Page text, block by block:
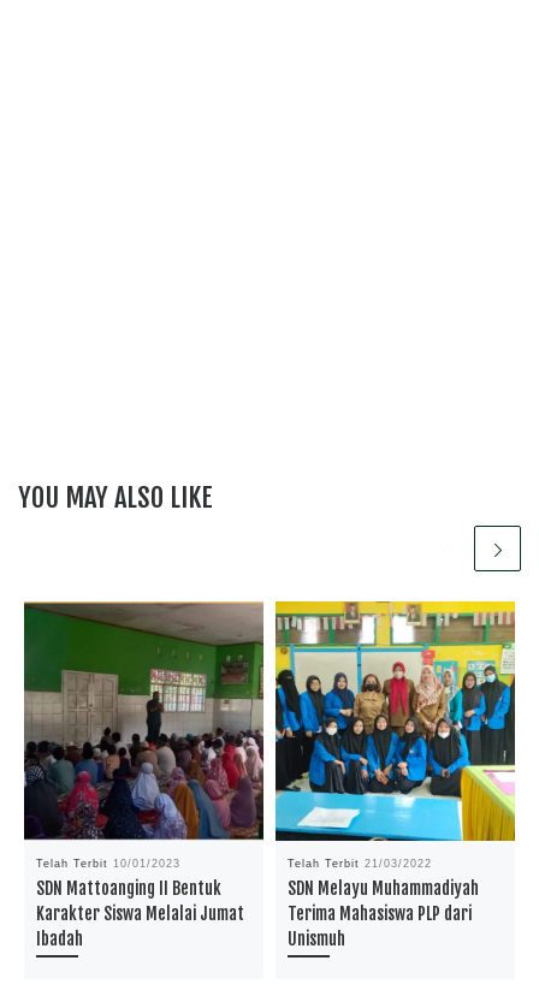
YOU MAY ALSO LIKE
Telah Terbit 10/01/2023
SDN Mattoanging II Bentuk
Karakter Siswa Melalai Jumat
Ibadah
Telah Terbit21/03/2022
SDN Melayu Muhammadiyah
Terima Mahasiswa PLP dari
Unismuh